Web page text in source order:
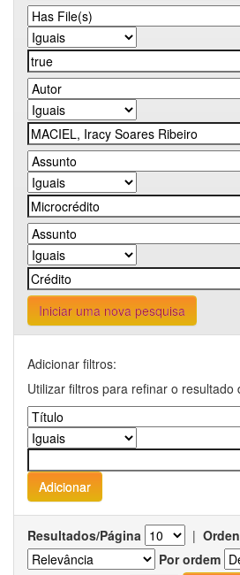
Iniciar uma nova pesquisa
Adicionar filtros:
Utilizar filtros para refinar o resultado
Resultados/Página |
Por ordem